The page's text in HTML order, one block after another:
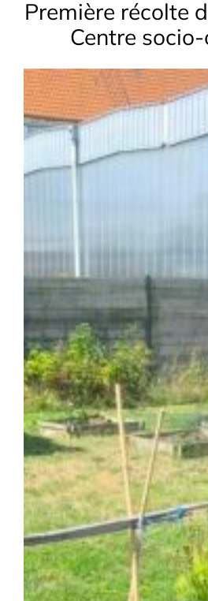
Première récolte
Centre